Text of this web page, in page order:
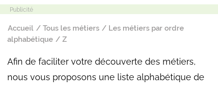
Mode sombre
Fil d'Ariane
Accueil Tous les métiers
Les métiers par ordre
alphabétique
Z
Afin de faciliter votre découverte des métiers,
nous vous proposons une liste alphabétique de